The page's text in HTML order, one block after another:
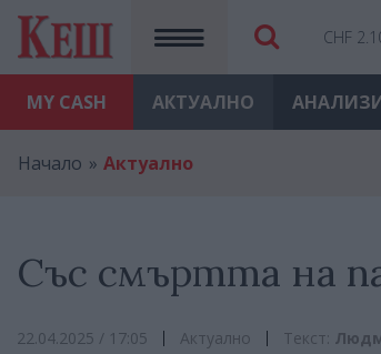
MY CASH
CHF
АКТУАЛНО
Начало Актуално
Със смъртта на
22.04.2025 / 17:05 Актуално Текст: